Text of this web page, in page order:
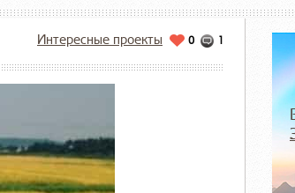
1
0
Интересные проекты